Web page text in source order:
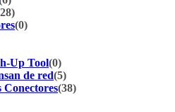
(0)
Up Tool(0)
de red(5)
Conectores(38)